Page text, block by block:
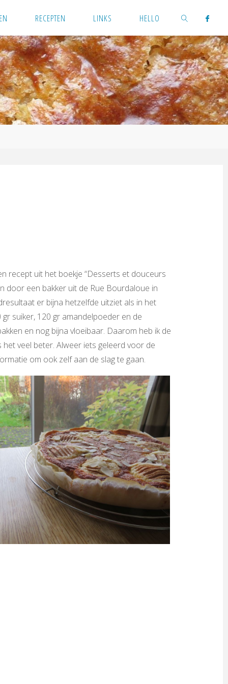
RECEPTEN LINKS HELLO
ZOEKEN
recept uit het boekje “Desserts et douceurs
door een bakker uit de Rue Bourdaloue in
er bijna hetzelfde uitziet als in het
suiker, 120 gr amandelpoeder en de
en nog bijna vloeibaar. Daarom heb ik de
veel beter. Alweer iets geleerd voor de
om ook zelf aan de slag te gaan.